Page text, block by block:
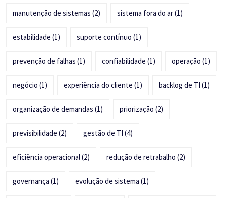
manutenção de sistemas (2) sistema fora do ar(1)
estabilidade (1) suporte contínuo (1)
prevenção de falhas (1) confiabilidade (1) operação (1)
negócio (1) experiência do cliente (1) backlog de TI (1)
organização de demandas (1) priorização (2)
previsibilidade (2) gestão de TI (4)
eficiência operacional(2) redução de retrabalho (2)
governança (1) evolução de sistema (1)